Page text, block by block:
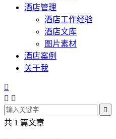
酒店管理
酒店工作经验
酒店文库
图片素材
酒店案例
关于我

 

共 1 篇文章